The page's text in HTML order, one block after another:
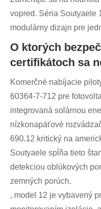
vopred. Séria Soutyaele
modulárny dizajn pre
O ktorých
certifikátoch sa
Komerčné nabíjacie
60364-7-712 pre
integrovaná solárnou
nízkonapäťové
690.12 kritický na
Soutyaele spĺňa tieto
detekciou oblúkových
zemných porúch.
, model 12 je vybavený